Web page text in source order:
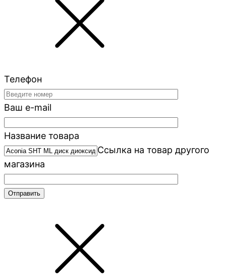
Телефон
Ваш e-mail
Название товара
Ссылка на товар другого
магазина